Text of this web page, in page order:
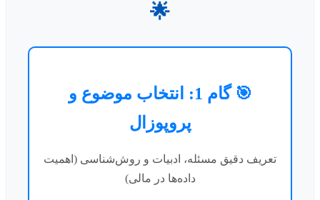
🎯 گام 1: انتخاب موضوع و
پروپوزال
تعریف دقیق مسئله، ادبیات و روش‌شناسی (اهمیت
داده‌ها در مالی)